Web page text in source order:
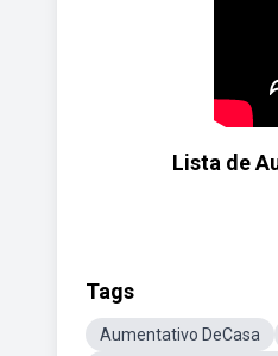
Lista de
Tags
Aumentativo DeCasa